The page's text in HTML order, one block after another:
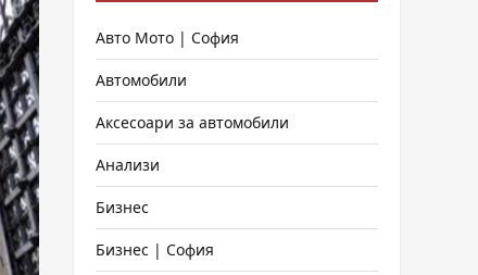
Авто Мото | София
Автомобили
Аксесоари за автомобили
Анализи
Бизнес
Бизнес | София